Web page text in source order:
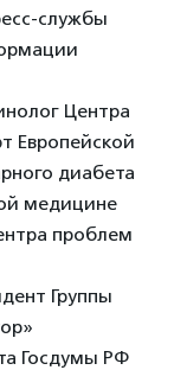
службы
Центра
Европейской
диабета
медицине
проблем
Группы
Госдумы РФ